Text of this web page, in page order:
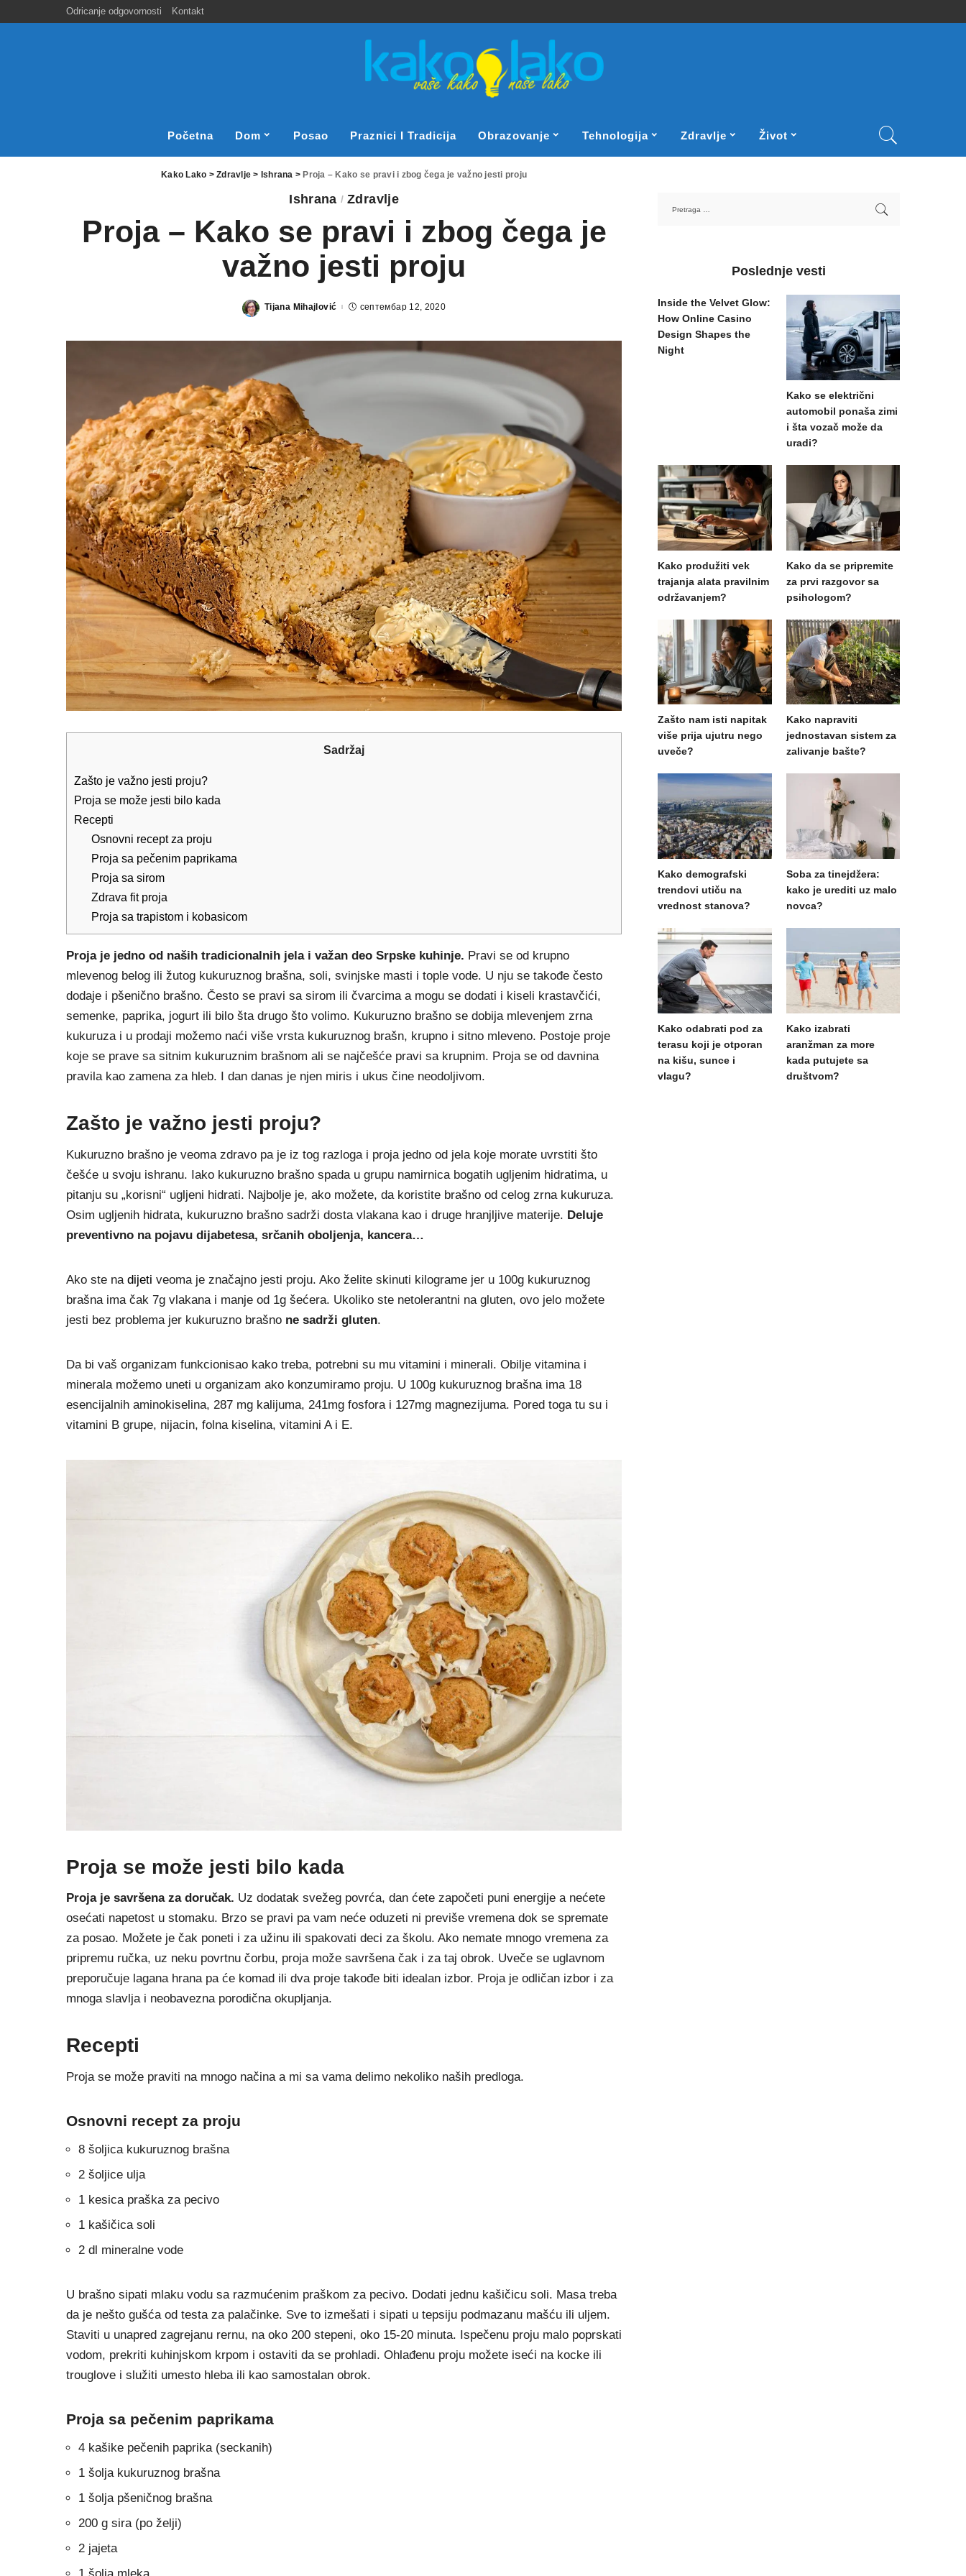
Odricanje odgovornosti Kontakt
Početna Dom Posao Praznici I Tradicija Obrazovanje Tehnologija Zdravlje Život
Kako Lako >Zdravlje > Ishrana > Proja – Kako se pravi i zbog čega je važno jesti proju
Ishrana Zdravlje
Proja – Kako se pravi i zbog čega je
važno jesti proju
Posted
Tijana Mihajlović септембар 12, 2020
Sadržaj
Zašto je važno jesti proju?
Proja se može jesti bilo kada
Recepti
Osnovni recept za proju
Proja sa pečenim paprikama
Proja sa sirom
Zdrava fit proja
Proja sa trapistom i kobasicom
Proja je jedno od naših tradicionalnih jela i važan deo Srpske kuhinje. Pravi se od krupno
mlevenog belog ili žutog kukuruznog brašna, soli, svinjske masti i tople vode. U nju se takođe često
dodaje i pšenično brašno. Često se pravi sa sirom ili čvarcima a mogu se dodati i kiseli krastavčići,
semenke, paprika, jogurt ili bilo šta drugo što volimo. Kukuruzno brašno se dobija mlevenjem zrna
kukuruza i u prodaji možemo naći više vrsta kukuruznog brašn, krupno i sitno mleveno. Postoje proje
koje se prave sa sitnim kukuruznim brašnom ali se najčešće pravi sa krupnim. Proja se od davnina
pravila kao zamena za hleb. I dan danas je njen miris i ukus čine neodoljivom.
Zašto je važno jesti proju?
Kukuruzno brašno je veoma zdravo pa je iz tog razloga i proja jedno od jela koje morate uvrstiti što
češće u svoju ishranu. Iako kukuruzno brašno spada u grupu namirnica bogatih ugljenim hidratima, u
pitanju su „korisni“ ugljeni hidrati. Najbolje je, ako možete, da koristite brašno od celog zrna kukuruza.
Osim ugljenih hidrata, kukuruzno brašno sadrži dosta vlakana kao i druge hranjljive materije. Deluje
preventivno na pojavu dijabetesa, srčanih oboljenja, kancera…
Ako ste nadijeti veoma je značajno jesti proju. Ako želite skinuti kilograme jer u 100g kukuruznog
brašna ima čak 7g vlakana i manje od 1g šećera. Ukoliko ste netolerantni na gluten, ovo jelo možete
jesti bez problema jer kukuruzno brašno ne sadrži gluten.
Da bi vaš organizam funkcionisao kako treba, potrebni su mu vitamini i minerali. Obilje vitamina i
minerala možemo uneti u organizam ako konzumiramo proju. U 100g kukuruznog brašna ima 18
esencijalnih aminokiselina, 287 mg kalijuma, 241mg fosfora i 127mg magnezijuma. Pored toga tu su i
vitamini B grupe, nijacin, folna kiselina, vitamini A i E.
Proja se može jesti bilo kada
Proja je savršena za doručak. Uz dodatak svežeg povrća, dan ćete započeti puni energije a nećete
osećati napetost u stomaku. Brzo se pravi pa vam neće oduzeti ni previše vremena dok se spremate
za posao. Možete je čak poneti i za užinu ili spakovati deci za školu. Ako nemate mnogo vremena za
pripremu ručka, uz neku povrtnu čorbu, proja može savršena čak i za taj obrok. Uveče se uglavnom
preporučuje lagana hrana pa će komad ili dva proje takođe biti idealan izbor. Proja je odličan izbor i za
mnoga slavlja i neobavezna porodična okupljanja.
Recepti
Proja se može praviti na mnogo načina a mi sa vama delimo nekoliko naših predloga.
Osnovni recept za proju
8 šoljica kukuruznog brašna
2 šoljice ulja
1 kesica praška za pecivo
1 kašičica soli
2 dl mineralne vode
U brašno sipati mlaku vodu sa razmućenim praškom za pecivo. Dodati jednu kašičicu soli. Masa treba
da je nešto gušća od testa za palačinke. Sve to izmešati i sipati u tepsiju podmazanu mašću ili uljem.
Staviti u unapred zagrejanu rernu, na oko 200 stepeni, oko 15-20 minuta. Ispečenu proju malo poprskati
vodom, prekriti kuhinjskom krpom i ostaviti da se prohladi. Ohlađenu proju možete iseći na kocke ili
trouglove i služiti umesto hleba ili kao samostalan obrok.
Proja sa pečenim paprikama
4 kašike pečenih paprika (seckanih)
1 šolja kukuruznog brašna
1 šolja pšeničnog brašna
200 g sira (po želji)
2 jajeta
Poslednje vesti
Inside the Velvet Glow:
How Online Casino
Design Shapes the
Night
Kako se električni
automobil ponaša zimi
i šta vozač može da
uradi?
Kako produžiti vek
trajanja alata pravilnim
održavanjem?
Kako da se pripremite
za prvi razgovor sa
psihologom?
Zašto nam isti napitak
više prija ujutru nego
uveče?
Kako napraviti
jednostavan sistem za
zalivanje bašte?
Kako demografski
trendovi utiču na
vrednost stanova?
Soba za tinejdžera:
kako je urediti uz malo
novca?
Kako odabrati pod za
terasu koji je otporan
na kišu, sunce i
vlagu?
Kako izabrati
aranžman za more
kada putujete sa
društvom?